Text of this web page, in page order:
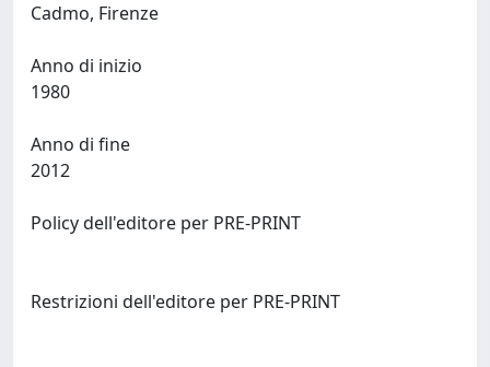
Anno di inizio
Anno di fine
Policy dell'editore per PRE-PRINT
Restrizioni dell'editore per PRE-PRINT